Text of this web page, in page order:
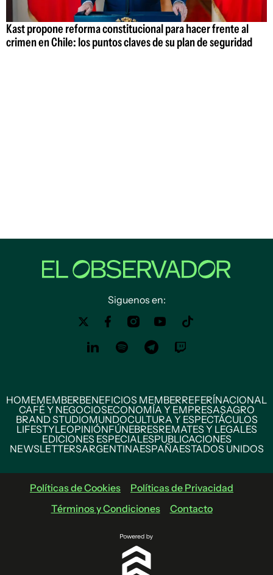
Kast propone reforma constitucional para hacer frente al
crimen en Chile: los puntos claves de su plan de seguridad
Siguenos en:
HOMEMEMBERBENEFICIOS MEMBERREFERÍNACIONAL
CAFÉ Y NEGOCIOSECONOMÍA Y EMPRESASAGRO
BRAND STUDIOMUNDOCULTURA Y ESPECTÁCULOS
LIFESTYLEOPINIÓNFÚNEBRESREMATES Y LEGALES
EDICIONES ESPECIALESPUBLICACIONES
NEWSLETTERSARGENTINAESPAÑAESTADOS UNIDOS
Políticas de Cookies
Políticas de Privacidad
Términos y Condiciones
Contacto